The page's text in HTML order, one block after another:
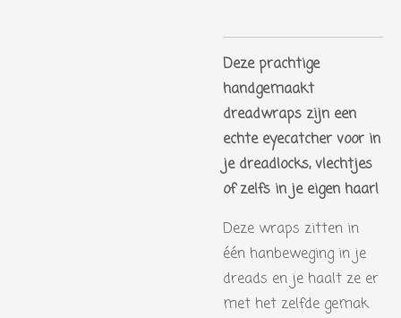
Deze prachtige
handgemaakt
dreadwraps zijn een
echte eyecatcher voor in
je dreadlocks, vlechtjes
of zelfs in je eigen haar!
Deze wraps zitten in
één hanbeweging in je
dreads en je haalt ze er
met het zelfde gemak